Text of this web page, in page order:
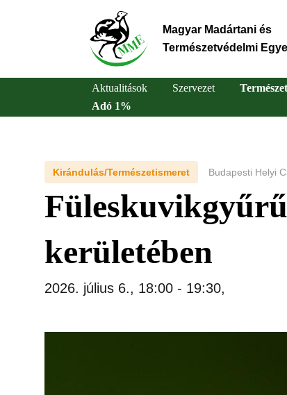
Magyar Madártani és
Természetvédelmi
Main
navigation
Aktualitások Szervezet
Adó 1%
Kirándulás/Természetismeret Budapesti Helyi
kerületében
2026. július 6., 18:00 - 19:30,